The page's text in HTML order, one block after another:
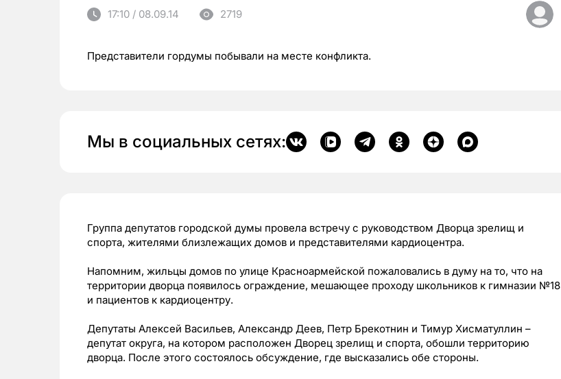
17:10 / 08.09.14 2719
Представители гордумы побывали на месте конфликта.
Мы в социальных сетях:
Группа депутатов городской думы провела встречу с руководством Дворца зрелищ и
спорта, жителями близлежащих домов и представителями кардиоцентра.
Напомним, жильцы домов по улице Красноармейской пожаловались в думу на то, что на
территории дворца появилось ограждение, мешающее проходу школьников к гимназии №18
и пациентов к кардиоцентру.
Депутаты Алексей Васильев, Александр Деев, Петр Брекотнин и Тимур Хисматуллин –
депутат округа, на котором расположен Дворец зрелищ и спорта, обошли территорию
дворца. После этого состоялось обсуждение, где высказались обе стороны.